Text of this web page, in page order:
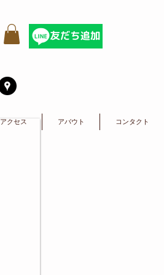
アクセス アバウト コンタクト